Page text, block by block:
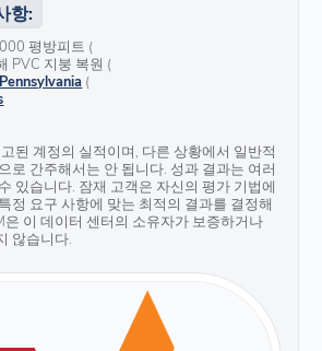
항:
평방피트 (
PVC 지붕 복원 (
(
된 계정의 실적이며, 다른 상황에서 일반적
로 간주해서는 안 됩니다. 성과 결과는 여러
있습니다. 잠재 고객은 자신의 평가 기법에
정 요구 사항에 맞는 최적의 결과를 결정해
은 이 데이터 센터의 소유자가 보증하거나
않습니다.